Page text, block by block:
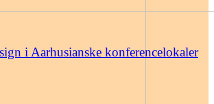
i Aarhusianske konferencelokaler